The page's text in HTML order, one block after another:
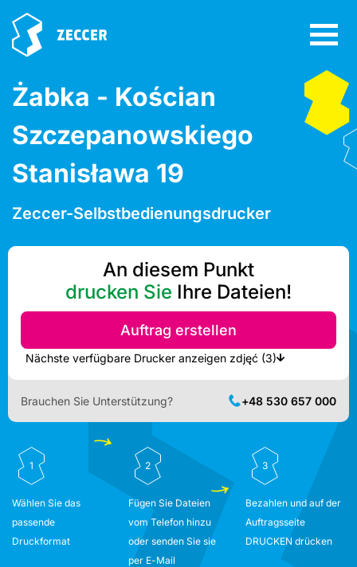
Żabka - Kościan
Szczepanowskiego
Stanisława 19
Zeccer-Selbstbedienungsdrucker
An diesem Punkt
drucken Sie Ihre Dateien!
Auftrag erstellen
Nächste verfügbare Drucker anzeigen zdjęć (3)
Brauchen Sie Unterstützung? +48 530 657 000
1
Wählen Sie das
passende
Druckformat
2
Fügen Sie Dateien
vom Telefon hinzu
oder senden Sie sie
per E-Mail
3
Bezahlen und auf der
Auftragsseite
DRUCKEN drücken